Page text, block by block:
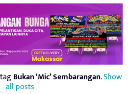
Bukan ‘Mic’ Sembarangan.Show
all posts